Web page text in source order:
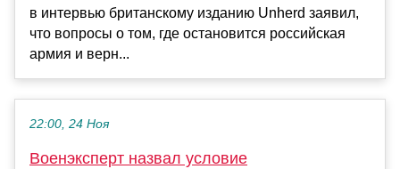
в интервью британскому изданию Unherd заявил,
что вопросы о том, где остановится российская
армия и верн...
22:00, 24 Ноя
Военэксперт назвал условие